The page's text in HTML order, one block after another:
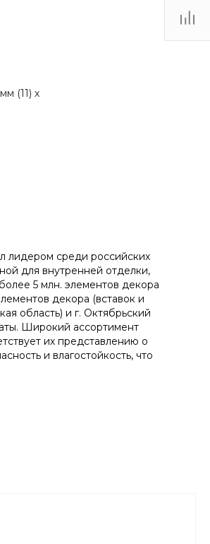
(11) х
лидером среди российских
для внутренней отделки,
5 млн. элементов декора
декора (вставок и
область) и г. Октябрьский
Широкий ассортимент
их представлению о
и влагостойкость, что